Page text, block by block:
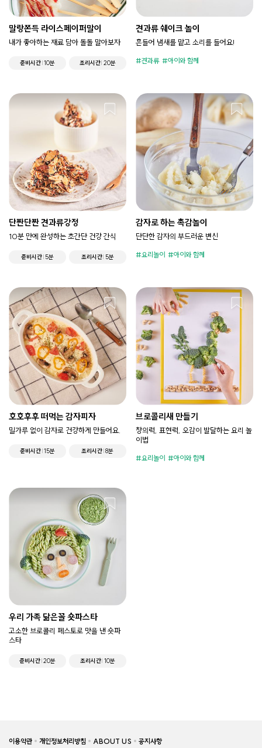
말랑쫀득 라이스페이퍼말이
내가 좋아하는 재료 담아 돌돌 말아보자
준비시간 10분 조리시간 20분
견과류 쉐이크 놀이
흔들어 냄새를 맡고 소리를 들어요!
견과류 아이와 함께
단짠단짠 견과류강정
10분 만에 완성하는 초간단 건강 간식
준비시간 5분 조리시간 5분
감자로 하는 촉감놀이
단단한 감자의 부드러운 변신
요리놀이 아이와 함께
호호후후 떠먹는 감자피자
밀가루 없이 감자로 건강하게 만들어요.
준비시간 15분 조리시간 8분
브로콜리새 만들기
창의력, 표현력, 오감이 발달하는 요리 놀
이법
요리놀이 아이와 함께
우리 가족 닮은꼴 숏파스타
고소한 브로콜리 페스토로 맛을 낸 숏파
스타
준비시간 20분 조리시간 10분
이용약관 개인정보처리방침 ABOUT US 공지사항